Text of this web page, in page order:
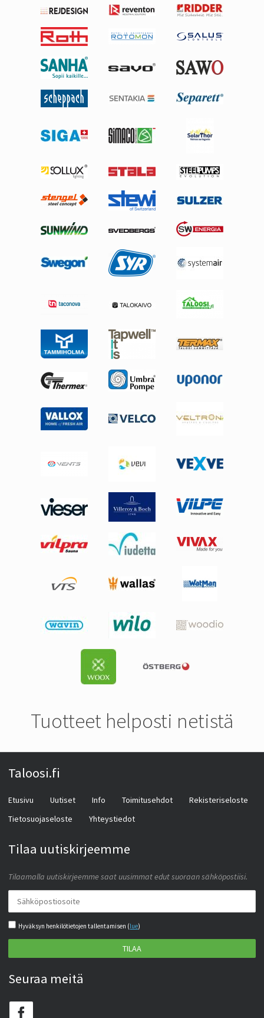
Tuotteet helposti netistä
Taloosi.fi
Etusivu Uutiset Info Toimitusehdot
Rekisteriseloste
Tietosuojaseloste
Yhteystiedot
Tilaa uutiskirjeemme
Tilaamalla uutiskirjeemme saat uusimmat edut suoraan sähköpostiisi.
Hyväksyn henkilötietojen tallentamisen (lue)
TILAA
Seuraa meitä